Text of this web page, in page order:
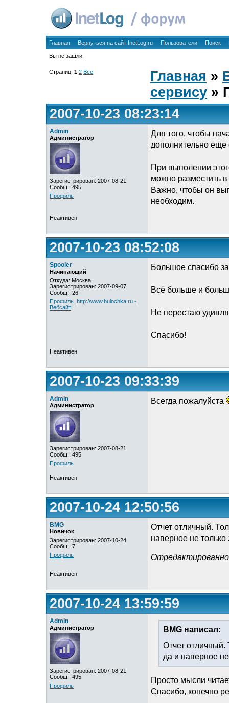
Главная Вернуться на сайт InetLog.ru Пользователи Поиск
Вы не зашли.
Страниц: 1 2 Все Главная »
сервису »
2007-10-23 08:23:14
Admin
Администратор
Зарегистрирован: 2007-08-21
Сообщ.: 495
Профиль
Для того, чтобы
дополнительно еще
При выполении
можно разместить
Важно, чтобы он
необходим.
Неактивен
2007-10-23 08:52:08
Spooler
Начинающий
Откуда: Москва
Зарегистрирован: 2007-09-07
Сообщ.: 26
Профиль http://www.bulochka.ru -
Вебсайт
Большое спасибо
Всё больше и
Не перестаю
Спасибо!
Неактивен
2007-10-23 09:33:39
Admin
Администратор
Зарегистрирован: 2007-08-21
Сообщ.: 495
Профиль
Всегда пожалуйста
Неактивен
2007-10-24 12:50:56
BMG
Новичок
Зарегистрирован: 2007-10-24
Сообщ.: 7
Профиль
Отчет отличный.
наверное не только
Отредактированно
Неактивен
2007-10-24 13:59:59
Admin
Администратор
Зарегистрирован: 2007-08-21
Сообщ.: 495
Профиль
BMG написал:
Отчет отличный.
да и наверное не
Просто мысли
Спасибо, конечно